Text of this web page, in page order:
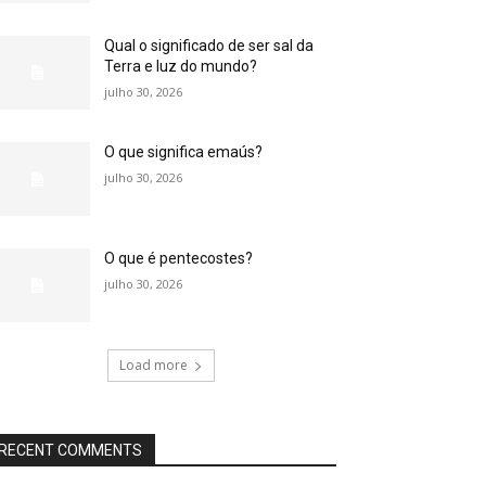
Qual o significado de ser sal da
Terra e luz do mundo?
julho 30, 2026
O que significa emaús?
julho 30, 2026
O que é pentecostes?
julho 30, 2026
Load more
COMMENTS